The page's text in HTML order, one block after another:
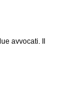
avvocati. Il